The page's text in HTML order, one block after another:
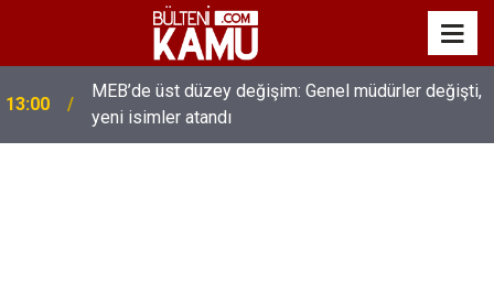
13:00
MEB’de üst düzey değişim: Genel müdürler değişti,
yeni isimler atandı